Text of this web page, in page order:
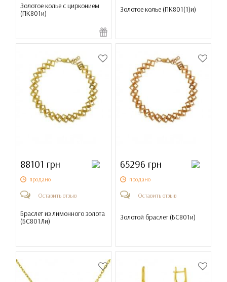
Золотое колье с цирконием
(ПК801и) Золотое колье (ПК801(1)и)
88101 грн
продано
Оставить отзыв
Браслет из лимонного золота
(БС801Ли)
65296 грн
продано
Оставить отзыв
Золотой браслет (БС801и)